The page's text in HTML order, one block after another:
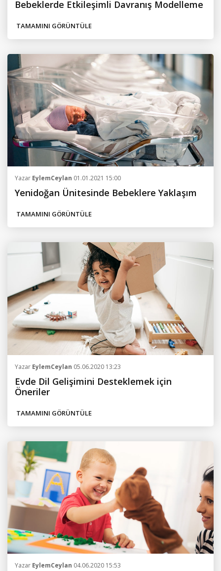
Bebeklerde Etkileşimli Davranış Modelleme
TAMAMINI GÖRÜNTÜLE
Yazar EylemCeylan 01.01.2021 15:00
Yenidoğan Ünitesinde Bebeklere Yaklaşım
TAMAMINI GÖRÜNTÜLE
Yazar EylemCeylan 05.06.2020 13:23
Evde Dil Gelişimini Desteklemek için
Öneriler
TAMAMINI GÖRÜNTÜLE
Yazar EylemCeylan 04.06.2020 15:53